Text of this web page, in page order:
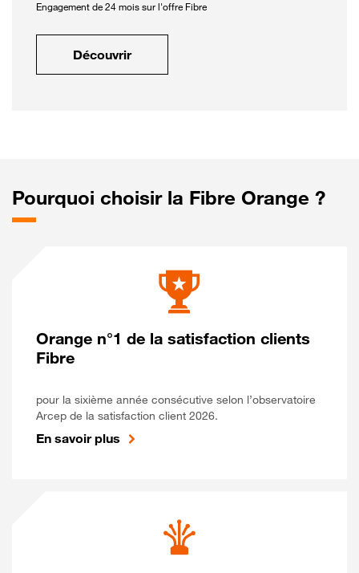
Engagement de 24 mois sur l'offre Fibre
Découvrir
Pourquoi choisir la Fibre Orange ?
Orange n°1 de la satisfaction clients
Fibre
pour la sixième année consécutive selon l’observatoire
Arcep de la satisfaction client 2026.
En savoir plus